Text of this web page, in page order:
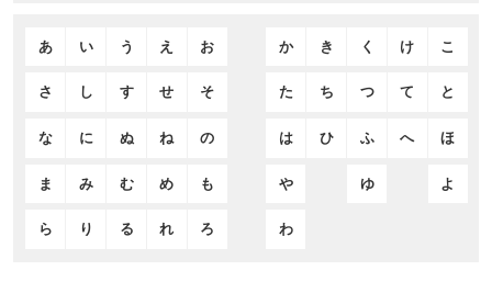
あ い う え お か き く け こ
さ し す せ そ た ち つ て と
な に ぬ ね の は ひ ふ へ ほ
ま み む め も や ゆ よ
ら り る れ ろ わ